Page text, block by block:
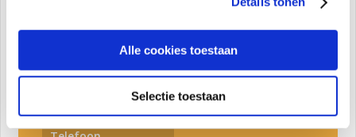
Alle cookies toestaan
Selectie toestaan